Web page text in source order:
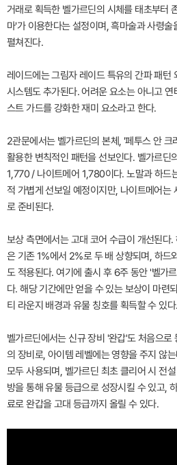
거래로 획득한 벨가르딘의 시체를 태초부터
마'가 이용한다는 설정이며, 흑마술과 사령
펼쳐진다.
레이드에는 그림자 레이드 특유의 간파 패턴
시스템도 추가된다. 어려운 요소는 아니고
스트 가드를 강화한 재미 요소라고 한다.
2관문에서는 벨가르딘의 본체, '페투스 안 크
활용한 변칙적인 패턴을 선보인다. 벨가르
1,770 / 나이트메어 1,780이다. 노말과 하드
적 가볍게 선보일 예정이지만, 나이트메어는
로 준비된다.
보상 측면에서는 고대 코어 수급이 개선된다
은 기존 1%에서 2%로 두 배 상향되며, 하드
도 적용된다. 여기에 출시 후 6주 동안 '벨가
다. 해당 기간에만 얻을 수 있는 보상이 마련
티 라운지 배경과 유물 칭호를 획득할 수 있다.
벨가르딘에서는 신규 장비 '완갑'도 처음으로
의 장비로, 아이템 레벨에는 영향을 주지 않
모두 사용되며, 벨가르딘 최초 클리어 시 전
방을 통해 유물 등급으로 성장시킬 수 있고,
료로 완갑을 고대 등급까지 올릴 수 있다.